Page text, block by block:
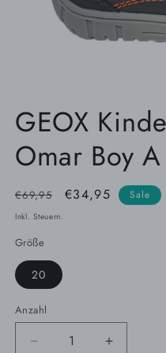
in
Modal
öffnen
GEOX
Omar Boy
Normaler
Preis
€69,95 Verkaufspreis
€34,95 Sale
Inkl. Steuern.
Größe
20
Anzahl
Verringere
Erhöhe